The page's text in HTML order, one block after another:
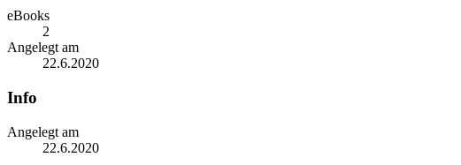
eBooks
2
Angelegt am
22.6.2020
Info
Angelegt am
22.6.2020